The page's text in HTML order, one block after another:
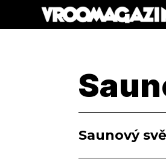
Saunový